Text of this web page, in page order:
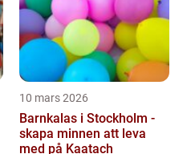
10 mars 2026
Barnkalas i Stockholm -
skapa minnen att leva
med på Kaatach